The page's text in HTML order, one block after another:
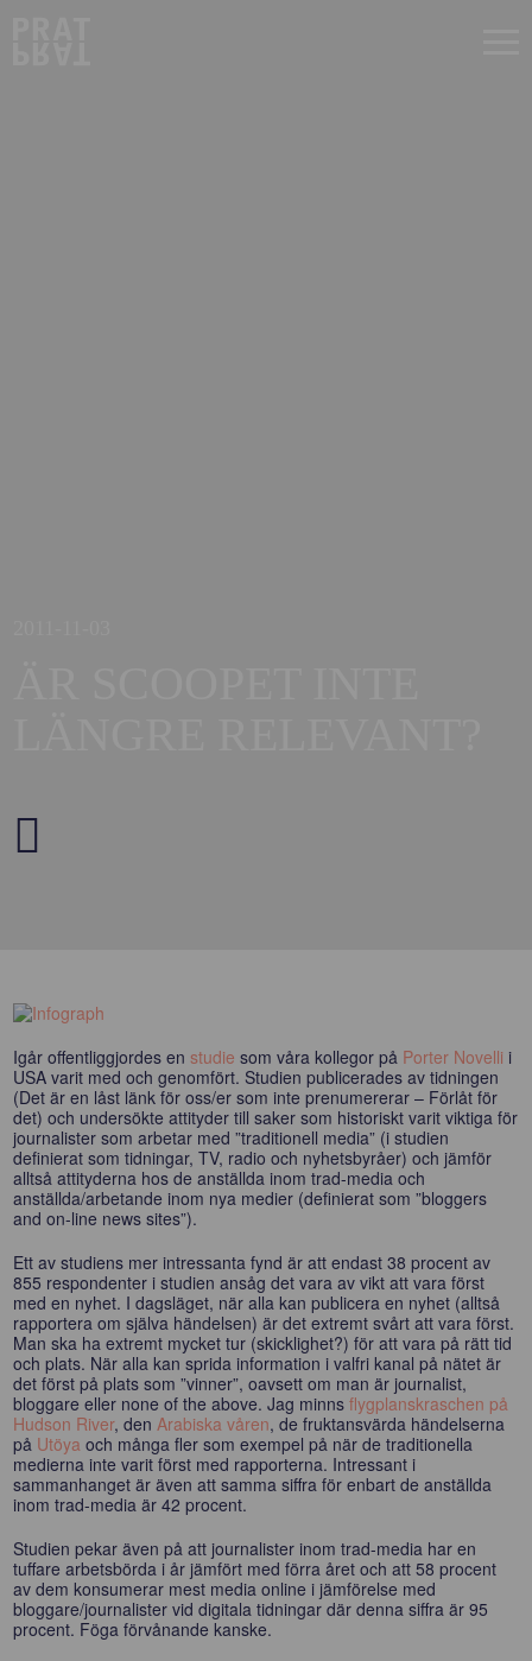
Igår offentliggjordes en studie som våra kollegor på Porter Novelli i
USA varit med och genomfört. Studien publicerades av tidningen
(Det är en låst länk för oss/er som inte prenumererar – Förlåt för
det) och undersökte attityder till saker som historiskt varit viktiga för
journalister som arbetar med ”traditionell media” (i studien
definierat som tidningar, TV, radio och nyhetsbyråer) och jämför
alltså attityderna hos de anställda inom trad-media och
anställda/arbetande inom nya medier (definierat som ”bloggers
and on-line news sites”).
Ett av studiens mer intressanta fynd är att endast 38 procent av
855 respondenter i studien ansåg det vara av vikt att vara först
med en nyhet. I dagsläget, när alla kan publicera en nyhet (alltså
rapportera om själva händelsen) är det extremt svårt att vara först.
Man ska ha extremt mycket tur (skicklighet?) för att vara på rätt tid
och plats. När alla kan sprida information i valfri kanal på nätet är
det först på plats som ”vinner”, oavsett om man är journalist,
bloggare eller none of the above. Jag minnsflygplanskraschen på
Hudson River, denArabiska våren, de fruktansvärda händelserna
på Utöya och många fler som exempel på när de traditionella
medierna inte varit först med rapporterna. Intressant i
sammanhanget är även att samma siffra för enbart de anställda
inom trad-media är 42 procent.
Studien pekar även på att journalister inom trad-media har en
tuffare arbetsbörda i år jämfört med förra året och att 58 procent
av dem konsumerar mest media online i jämförelse med
bloggare/journalister vid digitala tidningar där denna siffra är 95
procent. Föga förvånande kanske.